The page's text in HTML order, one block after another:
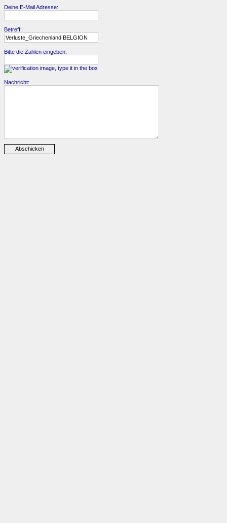
Deine E-Mail Adresse:
Betreff:
Bitte die Zahlen eingeben:
Nachricht: